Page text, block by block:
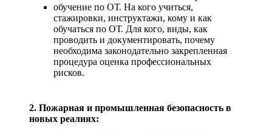
обучение по ОТ. На кого учиться,
стажировки, инструктажи, кому и как
обучаться по ОТ. Для кого, виды, как
проводить и документировать, почему
необходима законодательно закрепленная
процедура оценка профессиональных
рисков.
2. Пожарная и промышленная безопасность в
новых реалиях: